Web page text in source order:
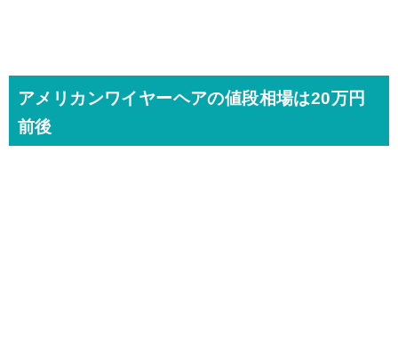
アメリカンワイヤーヘアの値段相場は20万円
前後